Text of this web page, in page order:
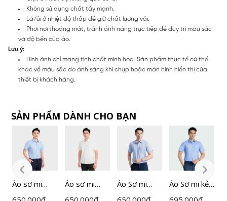
Không sử dụng chất tẩy mạnh.
Là/ủi ở nhiệt độ thấp để giữ chất lượng vải.
Phơi nơi thoáng mát, tránh ánh nắng trực tiếp để duy trì màu sắc
và độ bền của áo.
Lưu ý:
Hình ảnh chỉ mang tính chất minh họa. Sản phẩm thực tế có thể
khác về màu sắc do ánh sáng khi chụp hoặc màn hình hiển thị của
thiết bị khách hàng.
SẢN PHẨM DÀNH CHO BẠN
Áo sơ mi
ngắn tay
Áo sơ mi
ngắn tay
Áo Sơ mi
Nam
Áo Sơ mi kẻ
Nam